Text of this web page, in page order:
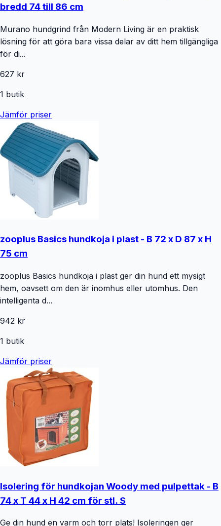
bredd 74 till 86 cm
Murano hundgrind från Modern Living är en praktisk
lösning för att göra bara vissa delar av ditt hem tillgängliga
för di...
627 kr
1 butik
Jämför priser
zooplus Basics hundkoja i plast - B 72 x D 87 x H
75 cm
zooplus Basics hundkoja i plast ger din hund ett mysigt
hem, oavsett om den är inomhus eller utomhus. Den
intelligenta d...
942 kr
1 butik
Jämför priser
Isolering för hundkojan Woody med pulpettak - B
74 x T 44 x H 42 cm för stl. S
Ge din hund en varm och torr plats! Isoleringen ger